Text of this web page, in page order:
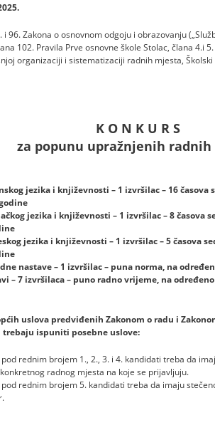
i 96. Zakona o osnovnom odgoju i obrazovanju
102. Pravila Prve osnovne škole Stolac, člana 4.i
organizaciji i sistematizaciji radnih mjesta,
K O N K U R S
za popunu upražnjenih
jezika i književnosti – 1 izvršilac – 16
jezika i književnosti – 1 izvršilac – 8 časova
jezika i književnosti – 1 izvršilac – 5 časova
nastave – 1 izvršilac – puna norma, na
– 7 izvršilaca – puno radno vrijeme, na
uslova predviđenih Zakonom o radu i
trebaju ispuniti posebne uslove:
rednim brojem 1., 2., 3. i 4. kandidati treba da
radnog mjesta na koje se prijavljuju.
rednim brojem 5. kandidati treba da imaju